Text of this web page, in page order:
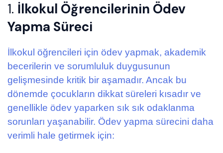
1. İlkokul Öğrencilerinin Ödev
Yapma Süreci
İlkokul öğrencileri için ödev yapmak, akademik
becerilerin ve sorumluluk duygusunun
gelişmesinde kritik bir aşamadır. Ancak bu
dönemde çocukların dikkat süreleri kısadır ve
genellikle ödev yaparken sık sık odaklanma
sorunları yaşanabilir. Ödev yapma sürecini daha
verimli hale getirmek için: